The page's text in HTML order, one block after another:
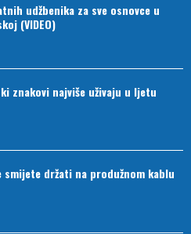
udžbenika za sve osnovce u
(VIDEO)
znakovi najviše uživaju u ljetu
smijete držati na produžnom kablu